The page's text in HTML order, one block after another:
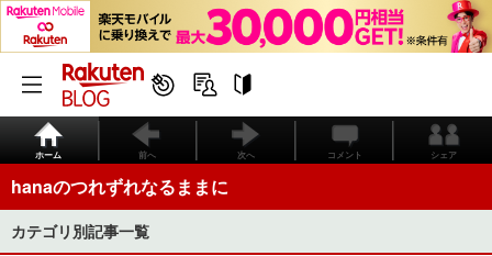
ホーム 前へ 次へ コメント シェア
hanaのつれずれなるままに
カテゴリ別記事一覧